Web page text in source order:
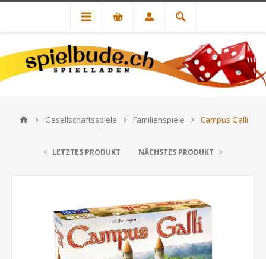
Gesellschaftsspiele Familienspiele Campus Galli
LETZTES PRODUKT NÄCHSTES PRODUKT